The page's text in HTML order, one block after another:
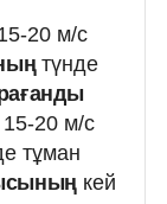
20 м/с
түнде
20 м/с
тұман
кей